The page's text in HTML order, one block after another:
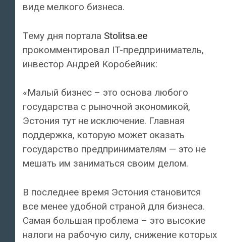
виде мелкого бизнеса.
Тему дня портала Stolitsa.ee
прокомментировал IT-предприниматель,
инвестор Андрей Коробейник:
«Малый бизнес – это основа любого
государства с рыночной экономикой,
Эстония тут не исключение. Главная
поддержка, которую может оказать
государство предпринимателям — это не
мешать им заниматься своим делом.
В последнее время Эстония становится
все менее удобной страной для бизнеса.
Самая большая проблема – это высокие
налоги на рабочую силу, снижение которых